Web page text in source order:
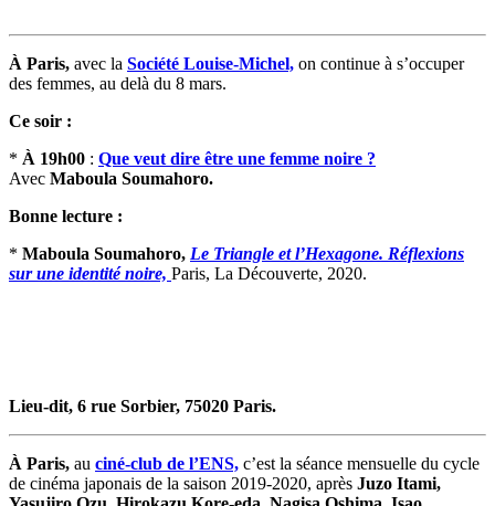
À Paris, avec la Société Louise-Michel, on continue à s’occuper
des femmes, au delà du 8 mars.
Ce soir :
* À 19h00 : Que veut dire être une femme noire ?
Avec Maboula Soumahoro.
Bonne lecture :
* Maboula Soumahoro, Le Triangle et l’Hexagone. Réflexions
sur une identité noire, Paris, La Découverte, 2020.
Lieu-dit, 6 rue Sorbier, 75020 Paris.
À Paris, au ciné-club de l’ENS, c’est la séance mensuelle du cycle
de cinéma japonais de la saison 2019-2020, après Juzo Itami,